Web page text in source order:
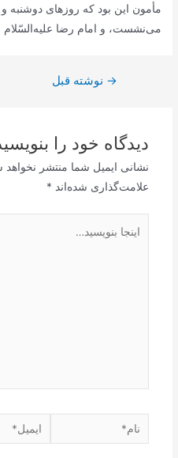
مأمون‌ این‌ بود كه‌ روزهای‌ دوشنبه‌
می‌نشست‌، و امام‌ رضا
راهبری
→ نوشته قبل
دیدگاه‌ خود را
نشانی ایمیل شما منتشر نخواهد
علامت‌گذاری شده‌اند *
بنویسید…
نام* ایمیل*